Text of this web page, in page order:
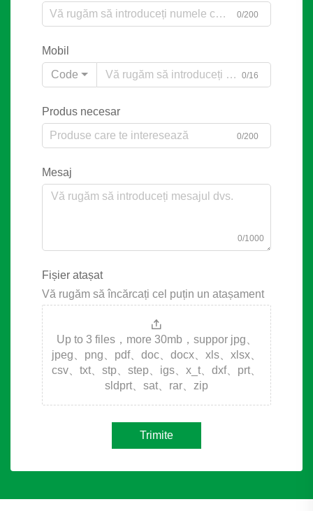
0/200
Mobil
Code
0/16
Produs necesar
0/200
Mesaj
0/1000
Fișier atașat
Vă rugăm să încărcați cel puțin un atașament
Up to 3 files，more 30mb，suppor jpg、
jpeg、png、pdf、doc、docx、xls、xlsx、
csv、txt、stp、step、igs、x_t、dxf、prt、
sldprt、sat、rar、zip
Trimite